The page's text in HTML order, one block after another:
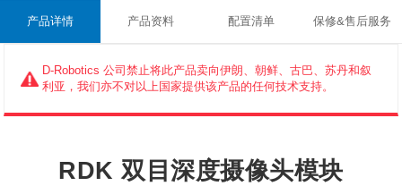
产品详情 产品资料 配置清单 保修&售后服务
D-Robotics 公司禁止将此产品卖向伊朗、朝鲜、古巴、苏丹和叙
利亚，我们亦不对以上国家提供该产品的任何技术支持。
RDK 双目深度摄像头模块